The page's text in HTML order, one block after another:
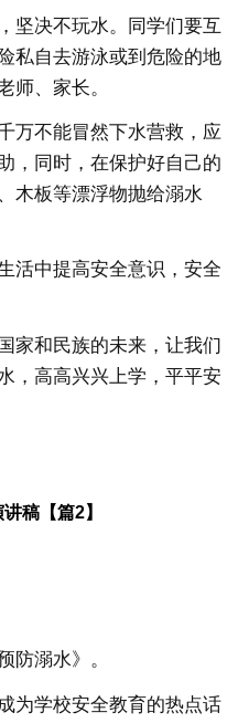
坚决不玩水。同学们要互
私自去游泳或到危险的地
师、家长。
万不能冒然下水营救，应
，同时，在保护好自己的
木板等漂浮物抛给溺水
活中提高安全意识，安全
家和民族的未来，让我们
，高高兴兴上学，平平安
稿【篇2】
防溺水》。
为学校安全教育的热点话